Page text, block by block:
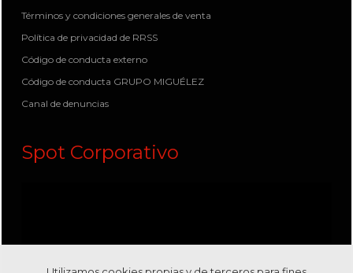
Términos y condiciones generales de venta
Política de privacidad de RRSS
Código de conducta externo
Código de conducta GRUPO MIGUÉLEZ
Canal de denuncias
Spot Corporativo